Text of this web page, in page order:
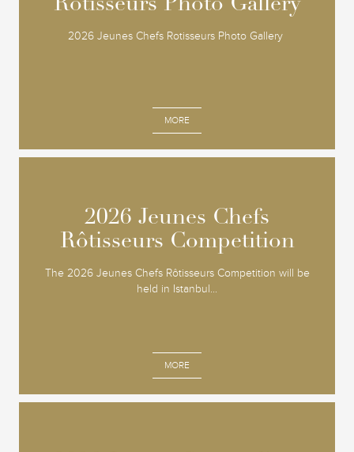
Rotisseurs Photo Gallery
2026 Jeunes Chefs Rotisseurs Photo Gallery
MORE
Rotisseurs Photo Gallery
2026 Jeunes Chefs
Rôtisseurs Competition
The 2026 Jeunes Chefs Rôtisseurs Competition will be
held in Istanbul...
MORE
2026 Jeunes Chefs
Rôtisseurs Competition